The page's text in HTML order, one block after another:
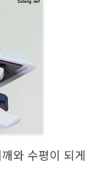
와 수평이 되게